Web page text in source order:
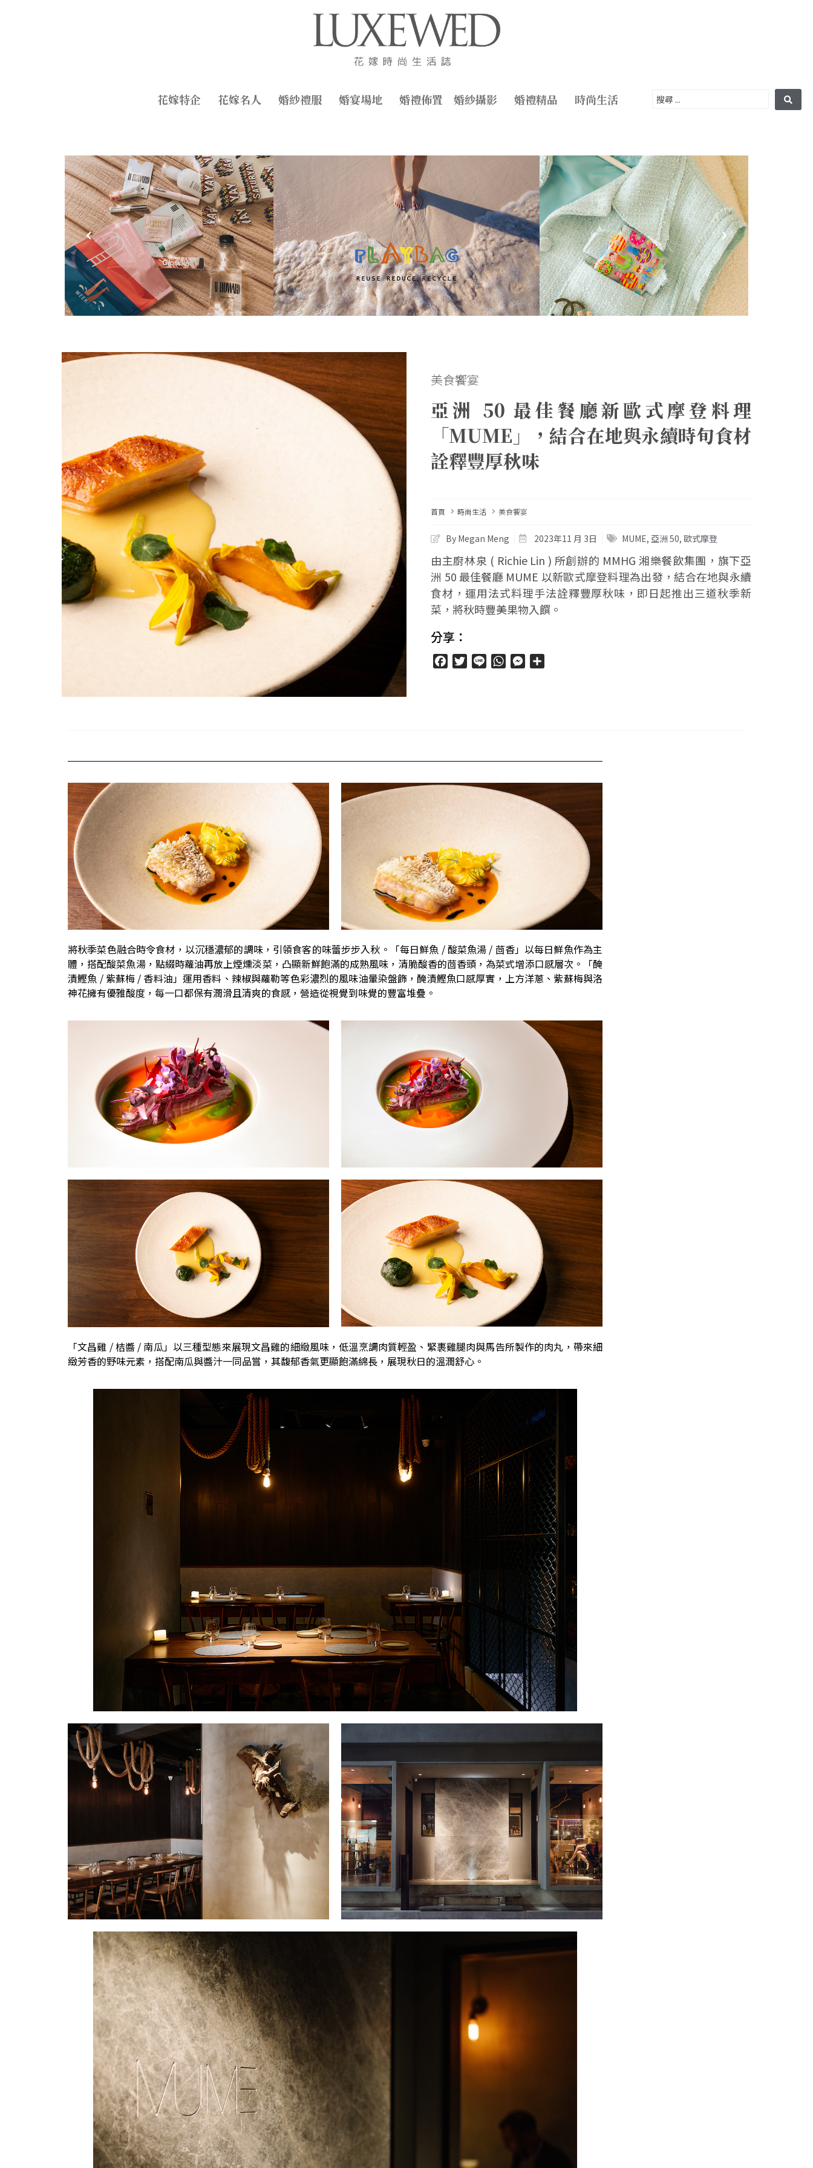
花嫁特企 花嫁名人 婚紗禮服 婚宴場地 婚禮佈置 婚紗攝影 婚禮精品 時尚生活
美食饗宴
亞洲 50 最佳餐廳新歐式摩登料理
「MUME」，結合在地與永續時旬食材
詮釋豐厚秋味
首頁 時尚生活 美食饗宴
By Megan Meng 2023年11 月 3日 MUME, 亞洲 50, 歐式摩登
由主廚林泉 ( Richie Lin ) 所創辦的 MMHG 湘樂餐飲集團，旗下亞
洲 50 最佳餐廳 MUME 以新歐式摩登料理為出發，結合在地與永續
食材，運用法式料理手法詮釋豐厚秋味，即日起推出三道秋季新
菜，將秋時豐美果物入饌。
分享：
FacebookTwitter
Line WhatsAppMessenger
將秋季菜色融合時令食材，以沉穩濃郁的調味，引領食客的味蕾步步入秋。「每日鮮魚 / 酸菜魚湯 / 茴香」以每日鮮魚作為主
體，搭配酸菜魚湯，點綴時蘿油再放上煙燻淡菜，凸顯新鮮飽滿的成熟風味，清脆酸香的茴香頭，為菜式增添口感層次。「醃
漬鰹魚 / 紫蘇梅 / 香料油」運用香料、辣椒與蘿勒等色彩濃烈的風味油暈染盤飾，醃漬鰹魚口感厚實，上方洋蔥、紫蘇梅與洛
神花擁有優雅酸度，每一口都保有潤滑且清爽的食感，營造從視覺到味覺的豐富堆疊。
「文昌雞 / 桔醬 / 南瓜」以三種型態來展現文昌雞的細緻風味，低溫烹調肉質輕盈、緊裹雞腿肉與馬告所製作的肉丸，帶來細
緻芳香的野味元素，搭配南瓜與醬汁一同品嘗，其馥郁香氣更顯飽滿綿長，展現秋日的溫潤舒心。